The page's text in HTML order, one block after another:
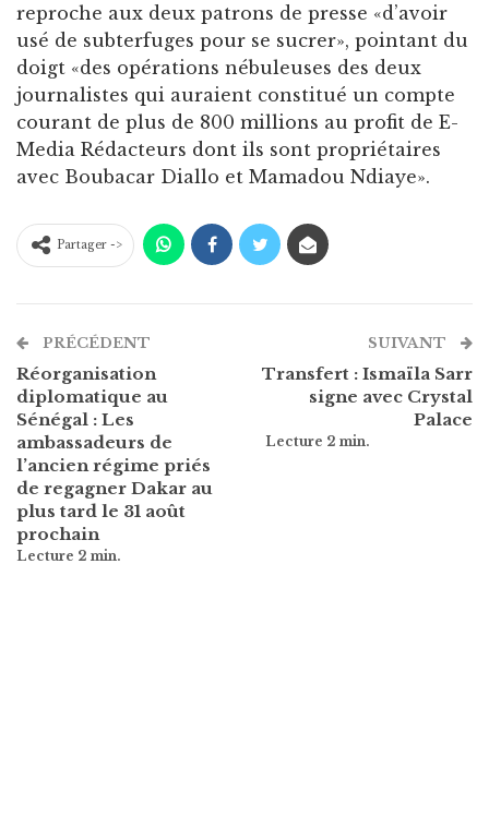
reproche aux deux patrons de presse «d’avoir
usé de subterfuges pour se sucrer», pointant du
doigt «des opérations nébuleuses des deux
journalistes qui auraient constitué un compte
courant de plus de 800 millions au profit de E-
Media Rédacteurs dont ils sont propriétaires
avec Boubacar Diallo et Mamadou Ndiaye».
Partager ->
PRÉCÉDENT
Réorganisation
diplomatique au
Sénégal : Les
ambassadeurs de
l’ancien régime priés
de regagner Dakar au
plus tard le 31 août
prochain
SUIVANT
Transfert : Ismaïla Sarr
signe avec Crystal
Palace